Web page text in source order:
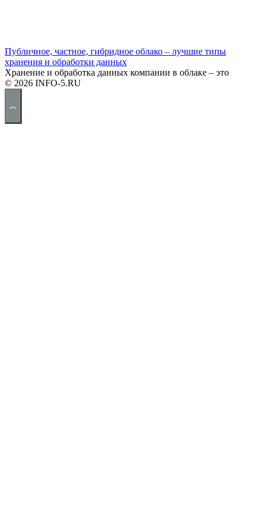
Публичное, частное, гибридное облако – лучшие типы
хранения и обработки данных
Хранение и обработка данных компании в облаке – это
© 2026 INFO-5.RU